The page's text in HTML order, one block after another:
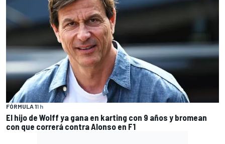
FÓRMULA 11 h
El hijo de Wolff ya gana en karting con 9 años y bromean
con que correrá contra Alonso en F1